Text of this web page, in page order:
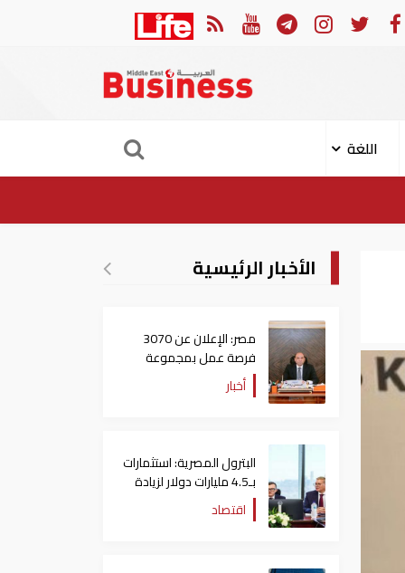
لبنان يعلن عن تقدم
اللغة
الأخبار الرئيسية
مصر: الإعلان عن 3070
فرصة عمل بمجموعة
طلعت مصطفى
أخبار
البترول المصرية: استثمارات
بـ4.5 مليارات دولار لزيادة
الإنتاج المحلي وتقليل
الاستيراد
اقتصاد